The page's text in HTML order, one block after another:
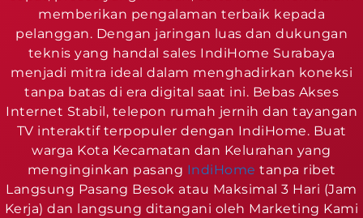
memberikan pengalaman terbaik kepada
pelanggan. Dengan jaringan luas dan dukungan
teknis yang handal sales IndiHome Surabaya
menjadi mitra ideal dalam menghadirkan koneksi
tanpa batas di era digital saat ini. Bebas Akses
Internet Stabil, telepon rumah jernih dan tayangan
TV interaktif terpopuler dengan IndiHome. Buat
warga Kota Kecamatan dan Kelurahan yang
menginginkan pasang IndiHome tanpa ribet
Langsung Pasang Besok atau Maksimal 3 Hari (Jam
Kerja) dan langsung ditangani oleh Marketing Kami